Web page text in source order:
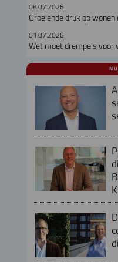
08.07.2026
Groeiende druk op
01.07.2026
Wet moet drempels voor